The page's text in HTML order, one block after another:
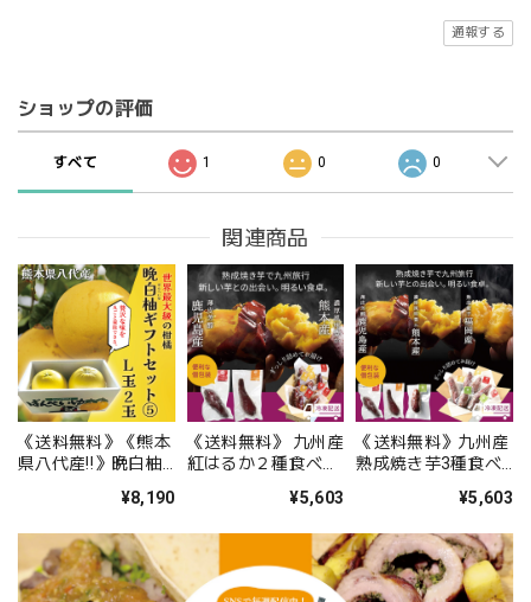
通報する
ショップの評価
すべて 1 0 0
関連商品
《送料無料》《熊本
県八代産‼️》晩白柚
トセット⑤ L玉 2
¥8,190
《送料無料》 九州産
紅はるか２種食べ比
産・熊本産）1.6kg
本 中サイズ８本、
サイズ色々８本）
¥5,603
《送料無料》九州産
熟成焼き芋3種食べ
ｋｇ以上（福岡、鹿
か）
¥5,603